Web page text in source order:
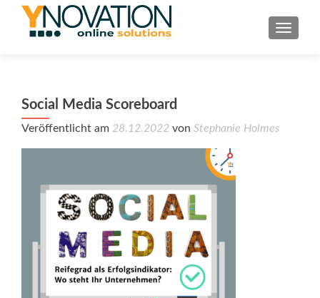
Social Media Scoreboard
Veröffentlicht am 28.12.2022 von Stephanie Holmes